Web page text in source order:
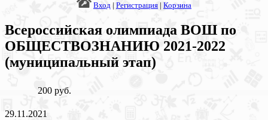
Вход | Регистрация | Корзина
Всероссийская олимпиада ВОШ по
ОБЩЕСТВОЗНАНИЮ 2021-2022
(муниципальный этап)
200 руб.
29.11.2021